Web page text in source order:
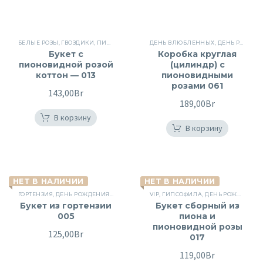
БЕЛЫЕ РОЗЫ ГВОЗДИКИ ПИОНОВИДНЫЕ РОЗЫ ,СБОРНЫЕ БУКЕТЫ,ЦВЕТЫ
Букет c
пионовидной розой
коттон — 013
143,00Br
В корзину
ДЕНЬ ВЛЮБЛЕННЫХ ДЕНЬ РОЖДЕНИЯ
Коробка круглая
(цилиндр) с
пионовидными
розами 061
189,00Br
В корзину
НЕТ В НАЛИЧИИ
ГОРТЕНЗИЯ ДЕНЬ РОЖДЕНИЯ ПИОНОВИДНЫЕ РОЗЫ,ПОВОД, РОЗЫ,СБОРНЫЕ
Букет из гортензии
005
125,00Br
НЕТ В НАЛИЧИИ
VIP ГИПСОФИЛА ДЕНЬ РОЖДЕНИЯ
Букет сборный из
пиона и
пионовидной розы
017
119,00Br